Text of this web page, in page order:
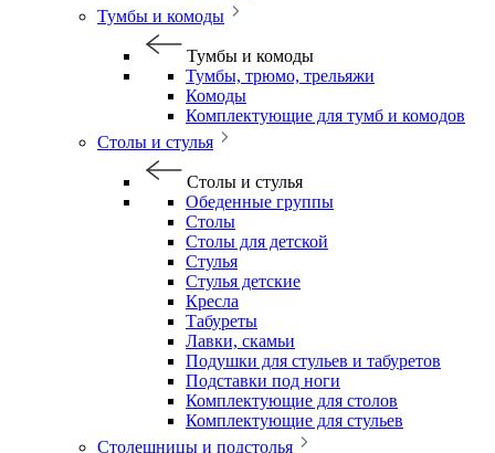
Тумбы и комоды
Тумбы и комоды
Тумбы, трюмо, трельяжи
Комоды
Комплектующие для тумб и комодов
Столы и стулья
Столы и стулья
Обеденные группы
Столы
Столы для детской
Стулья
Стулья детские
Кресла
Табуреты
Лавки, скамьи
Подушки для стульев и табуретов
Подставки под ноги
Комплектующие для столов
Комплектующие для стульев
Столешницы и подстолья